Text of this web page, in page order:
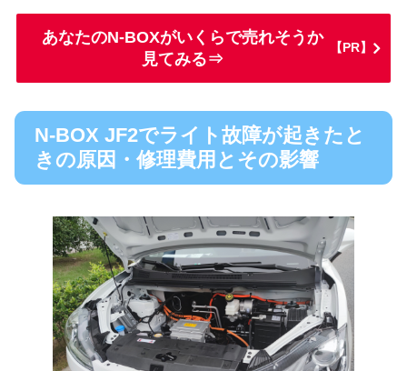
あなたのN-BOXがいくらで売れそうか
見てみる⇒
【PR】
N-BOX JF2でライト故障が起きたと
きの原因・修理費用とその影響